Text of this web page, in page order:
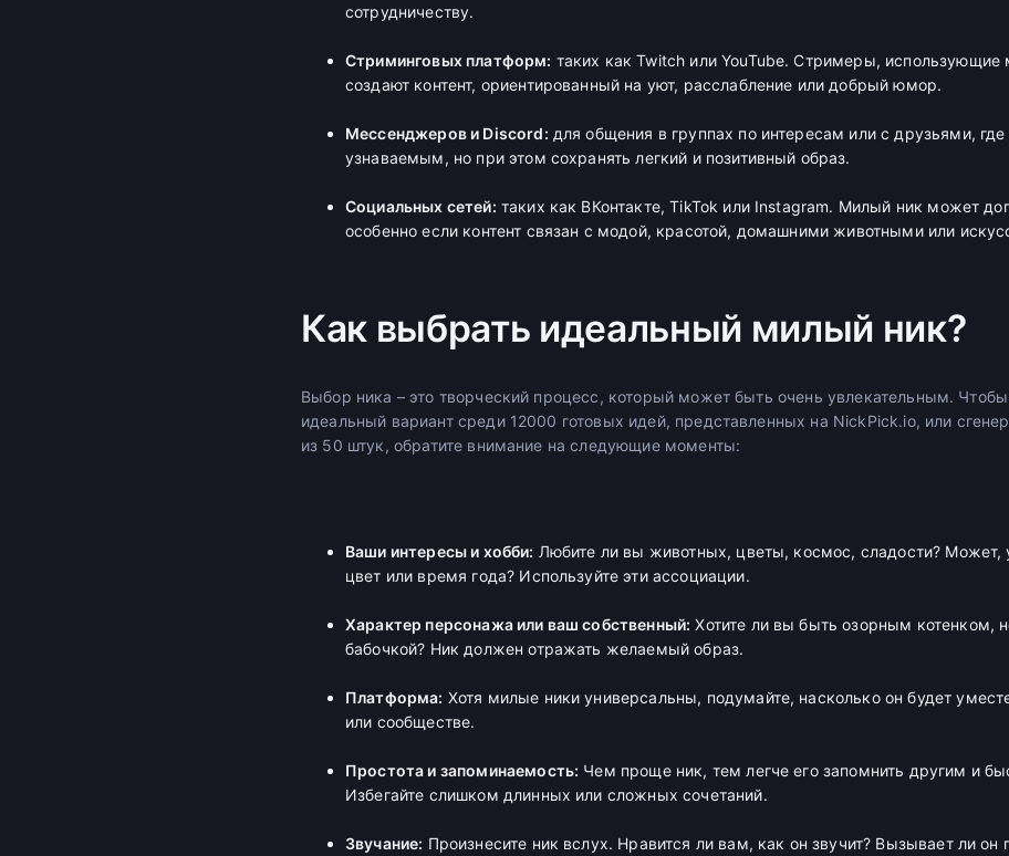
сотрудничеству.
Стриминговых платформ: таких как Twitch или YouTube. Стримеры, использующие
создают контент, ориентированный на уют, расслабление или добрый юмор.
Мессенджеров и Discord: для общения в группах по интересам или с друзьями, где
узнаваемым, но при этом сохранять легкий и позитивный образ.
Социальных сетей: таких как ВКонтакте, TikTok или Instagram. Милый ник может
особенно если контент связан с модой, красотой, домашними животными или
Как выбрать идеальный милый ник?
Выбор ника – это творческий процесс, который может быть очень увлекательным. Чтобы
идеальный вариант среди 12000 готовых идей, представленных на NickPick.io, или
из 50 штук, обратите внимание на следующие моменты:
Ваши интересы и хобби: Любите ли вы животных, цветы, космос, сладости? Может,
цвет или время года? Используйте эти ассоциации.
Характер персонажа или ваш собственный: Хотите ли вы быть озорным котенком,
бабочкой? Ник должен отражать желаемый образ.
Платформа: Хотя милые ники универсальны, подумайте, насколько он будет
или сообществе.
Простота и запоминаемость: Чем проще ник, тем легче его запомнить другим и
Избегайте слишком длинных или сложных сочетаний.
Звучание: Произнесите ник вслух. Нравится ли вам, как он звучит? Вызывает ли он